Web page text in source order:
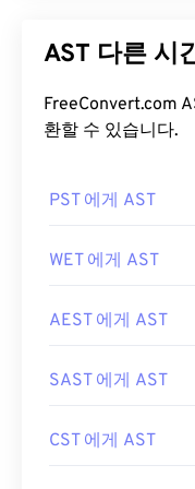
AST 다른 시
FreeConvert.com
환할 수 있습니다.
PST 에게 AST
WET 에게 AST
AEST 에게 AST
SAST 에게 AST
CST 에게 AST